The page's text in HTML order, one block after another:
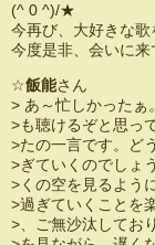
(^ 0 ^)/★
今再び、大好きな歌
今度是非、会いに来
☆飯能さん
> あ～忙しかったぁ
>も聴けるぞと思っ
>たの一言です。ど
>ぎていくのでしょ
>くの空を見るよう
>過ぎていくことを
>、ご無沙汰してお